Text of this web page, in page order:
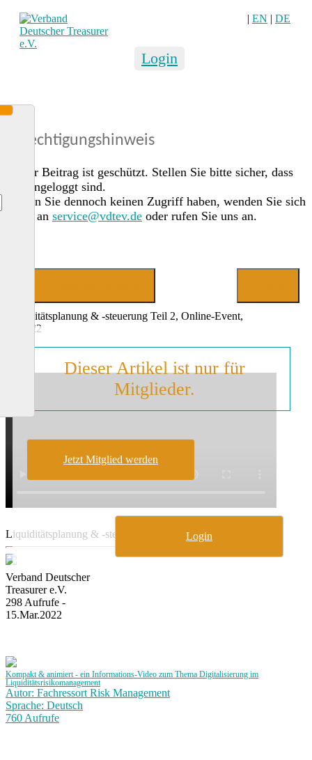
| EN | DE
Login
Berechtigungshinweis
Dieser Beitrag ist geschützt. Stellen Sie bitte sicher, dass
Sie eingeloggt sind.
Sollten Sie dennoch keinen Zugriff haben, wenden Sie sich
gerne an service@vdtev.de oder rufen Sie uns an.
Liquiditätsplanung & -steuerung Teil 2, Online-Event,
03/2022
Dieser Artikel ist nur für
Mitglieder.
Jetzt Mitglied werden
Login
Liquiditätsplanung & -steuerung Teil 2:
Verband Deutscher
Treasurer e.V.
298 Aufrufe -
15.Mar.2022
Kompakt & animiert - ein Informations-Video zum Thema Digitalisierung im
Liquiditätsrisikomanagement
Autor: Fachressort Risk Management
Sprache: Deutsch
760 Aufrufe